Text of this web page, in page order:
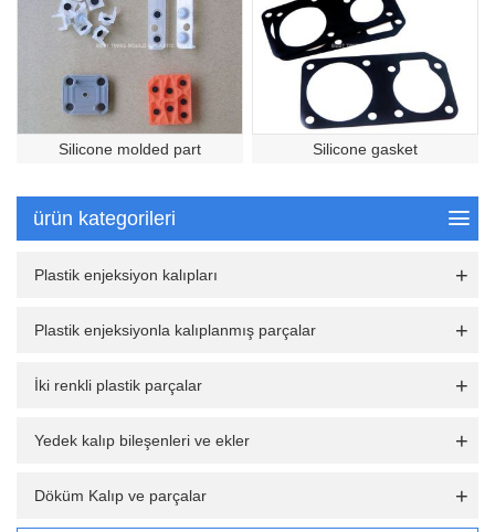
Silicone molded part Silicone gasket
ürün kategorileri
Plastik enjeksiyon kalıpları
Plastik enjeksiyonla kalıplanmış parçalar
İki renkli plastik parçalar
Yedek kalıp bileşenleri ve ekler
Döküm Kalıp ve parçalar